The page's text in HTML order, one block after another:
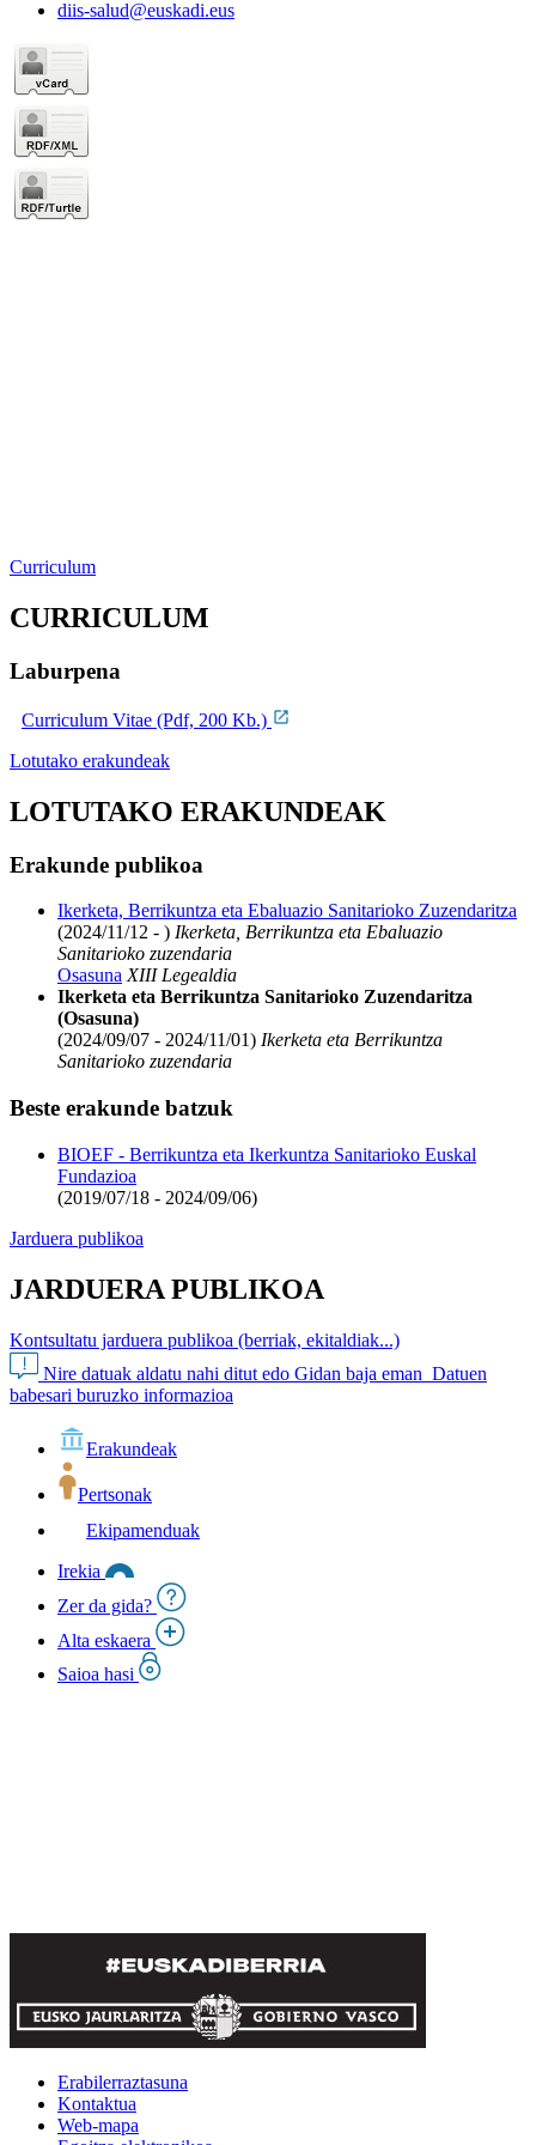
diis-salud@euskadi.eus
Curriculum
CURRICULUM
Laburpena
Curriculum Vitae (Pdf, 200 Kb.)
Lotutako erakundeak
LOTUTAKO ERAKUNDEAK
Erakunde publikoa
Ikerketa, Berrikuntza eta Ebaluazio Sanitarioko Zuzendaritza
(2024/11/12 - ) Ikerketa, Berrikuntza eta Ebaluazio
Sanitarioko zuzendaria
OsasunaXIII Legealdia
Ikerketa eta Berrikuntza Sanitarioko Zuzendaritza
(Osasuna)
(2024/09/07 - 2024/11/01) Ikerketa eta Berrikuntza
Sanitarioko zuzendaria
Beste erakunde batzuk
BIOEF - Berrikuntza eta Ikerkuntza Sanitarioko Euskal
Fundazioa
(2019/07/18 - 2024/09/06)
Jarduera publikoa
JARDUERA PUBLIKOA
Kontsultatu jarduera publikoa (berriak, ekitaldiak...)
Nire datuak aldatu nahi ditut edo Gidan baja eman Datuen
babesari buruzko informazioa
Erakundeak
Pertsonak
Ekipamenduak
Irekia
Zer da gida?
Alta eskaera
Saioa hasi
Erabilerraztasuna
Kontaktua
Web-mapa